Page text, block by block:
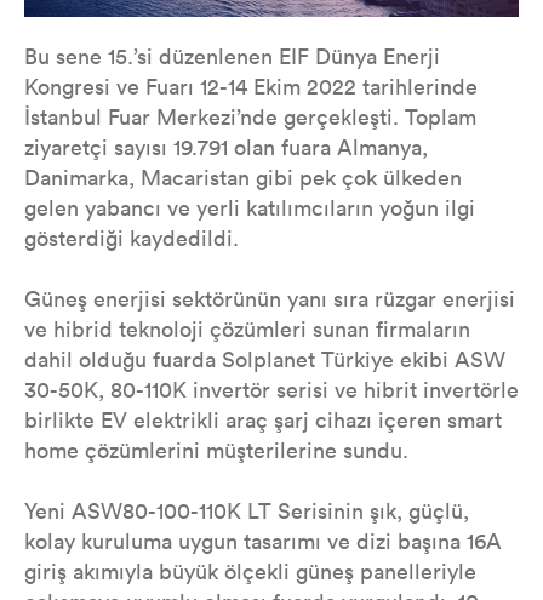
Bu sene 15.’si düzenlenen EIF Dünya Enerji
Kongresi ve Fuarı 12-14 Ekim 2022 tarihlerinde
İstanbul Fuar Merkezi’nde gerçekleşti. Toplam
ziyaretçi sayısı 19.791 olan fuara Almanya,
Danimarka, Macaristan gibi pek çok ülkeden
gelen yabancı ve yerli katılımcıların yoğun ilgi
gösterdiği kaydedildi.
Güneş enerjisi sektörünün yanı sıra rüzgar enerjisi
ve hibrid teknoloji çözümleri sunan firmaların
dahil olduğu fuarda Solplanet Türkiye ekibi ASW
30-50K, 80-110K invertör serisi ve hibrit invertörle
birlikte EV elektrikli araç şarj cihazı içeren smart
home çözümlerini müşterilerine sundu.
Yeni ASW80-100-110K LT Serisinin şık, güçlü,
kolay kuruluma uygun tasarımı ve dizi başına 16A
giriş akımıyla büyük ölçekli güneş panelleriyle